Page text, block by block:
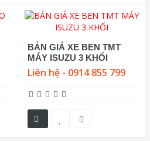
BẢN GIÁ XE BEN TMT
MÁY ISUZU 3 KHỐI
Liên hệ - 0914 855 799